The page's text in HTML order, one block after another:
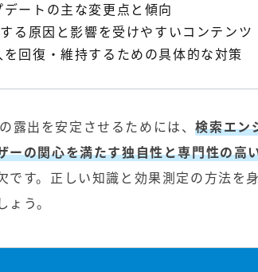
ートの主な変更点と傾向
る原因と影響を受けやすいコンテンツ
回復・維持するための具体的な対策
露出を安定させるためには、検索エン
ーの関心を満たす独自性と専門性の高
です。正しい知識と効果測定の方法を
う。